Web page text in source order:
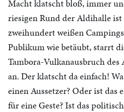
Macht klatscht bloß, immer
riesigen Rund der Aldihalle
zweihundert weißen
Publikum wie betäubt, starrt
Tambora-Vulkanausbruch des
an. Der klatscht da einfach!
einen Aussetzer? Oder ist das
für eine Geste? Ist das